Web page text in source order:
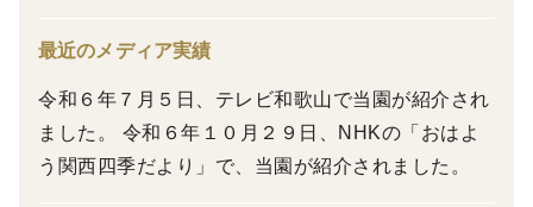
点や傷、虫りにかじられた跡があり容姿は決して美しく
はないですが、「そのまま皮まで食べれる」柚子ができ
あがりました。
最近のメディア実績
令和６年７月５日、テレビ和歌山で当園が紹介され
ました。 令和６年１０月２９日、NHKの「おはよ
う関西四季だより」で、当園が紹介されました。